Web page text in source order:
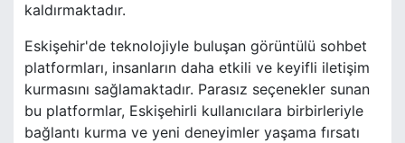
kaldırmaktadır.
Eskişehir'de teknolojiyle buluşan görüntülü sohbet
platformları, insanların daha etkili ve keyifli iletişim
kurmasını sağlamaktadır. Parasız seçenekler sunan
bu platformlar, Eskişehirli kullanıcılara birbirleriyle
bağlantı kurma ve yeni deneyimler yaşama fırsatı